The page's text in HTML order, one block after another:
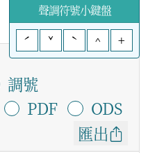
聲調符號小鍵盤
ˊ
ˇ ˋ ^ +
調號
PDF
ODS
匯出